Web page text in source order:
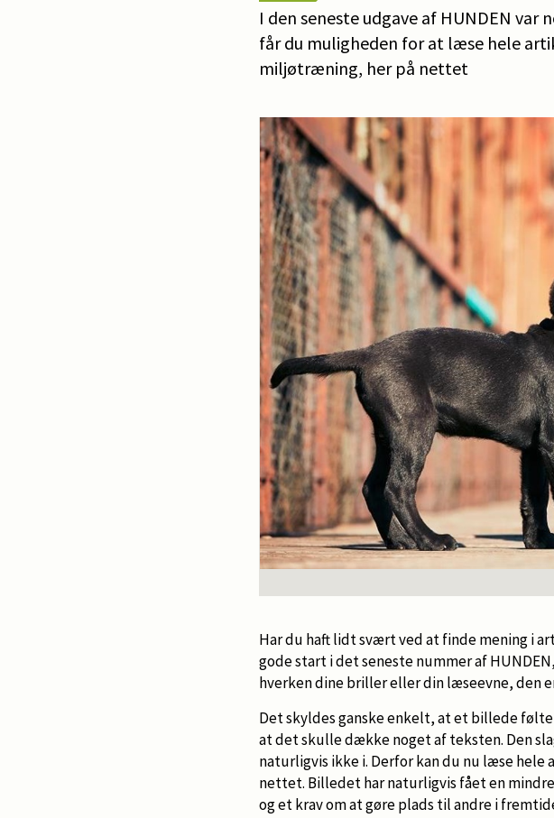
I den seneste udgave af HUNDEN
får du muligheden for at læse hele
miljøtræning, her på nettet
Har du haft lidt svært ved at finde mening i
gode start i det seneste nummer af
hverken dine briller eller din læseevne, den
Det skyldes ganske enkelt, at et billede
at det skulle dække noget af teksten. Den
naturligvis ikke i. Derfor kan du nu læse hele
nettet. Billedet har naturligvis fået en
og et krav om at gøre plads til andre i